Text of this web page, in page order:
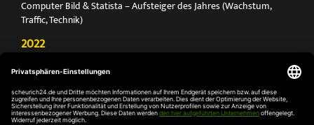
Computer Bild & Statista – Aufsteiger des Jahres (Wachstum,
Traffic, Technik)
2022
Antriebe
Deutschland Test – Bester Onlineshop 2022
FOCUS Money – Branchensieger „Rund ums Haus“
DIE WELT – Service-Champion im erlebten Kundenservice